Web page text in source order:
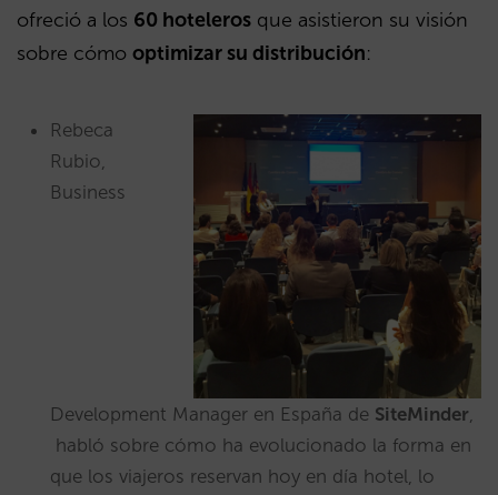
ofreció a los 60 hoteleros que asistieron su visión
sobre cómo optimizar su distribución:
Rebeca
Rubio,
Business
Development Manager en España de SiteMinder,
habló sobre cómo ha evolucionado la forma en
que los viajeros reservan hoy en día hotel, lo